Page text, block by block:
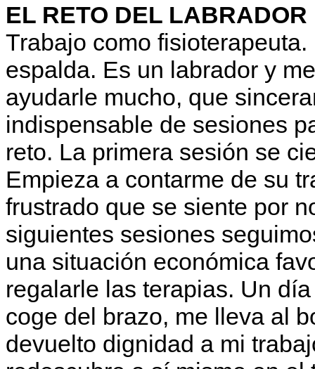
EL RETO DEL LABRADOR
Trabajo como
espalda. Es un labrador y
ayudarle mucho, que
indispensable de sesiones
reto. La primera sesión se
Empieza a contarme de su
frustrado que se siente por
siguientes sesiones
una situación económica
regalarle las terapias. Un
coge del brazo, me lleva al
devuelto dignidad a mi